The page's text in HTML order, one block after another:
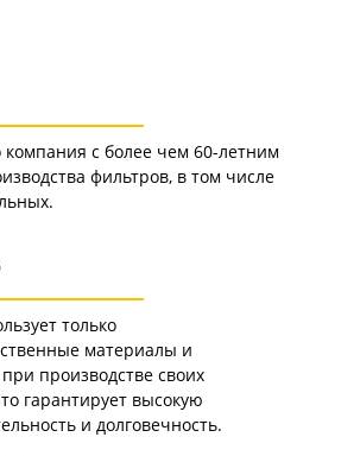
компания с более чем 60-летним
фильтров, в том числе
только
материалы и
производстве своих
гарантирует высокую
и долговечность.